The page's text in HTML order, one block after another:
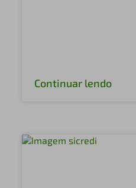
Sicredi
Continuar lendo